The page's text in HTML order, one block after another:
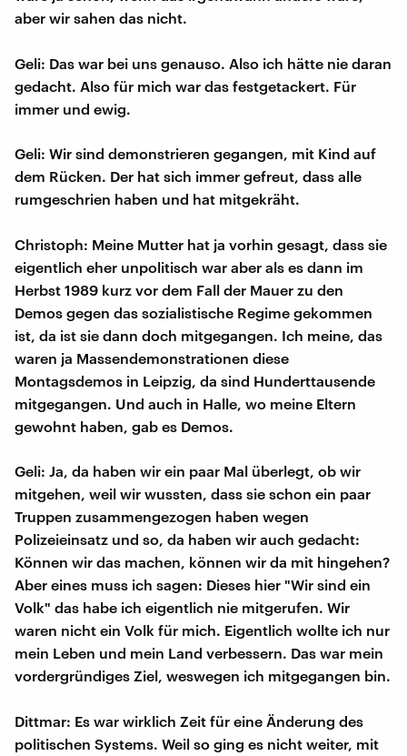
aber wir sahen das nicht.
Geli: Das war bei uns genauso. Also ich hätte nie daran
gedacht. Also für mich war das festgetackert. Für
immer und ewig.
Geli: Wir sind demonstrieren gegangen, mit Kind auf
dem Rücken. Der hat sich immer gefreut, dass alle
rumgeschrien haben und hat mitgekräht.
Christoph: Meine Mutter hat ja vorhin gesagt, dass sie
eigentlich eher unpolitisch war aber als es dann im
Herbst 1989 kurz vor dem Fall der Mauer zu den
Demos gegen das sozialistische Regime gekommen
ist, da ist sie dann doch mitgegangen. Ich meine, das
waren ja Massendemonstrationen diese
Montagsdemos in Leipzig, da sind Hunderttausende
mitgegangen. Und auch in Halle, wo meine Eltern
gewohnt haben, gab es Demos.
Geli: Ja, da haben wir ein paar Mal überlegt, ob wir
mitgehen, weil wir wussten, dass sie schon ein paar
Truppen zusammengezogen haben wegen
Polizeieinsatz und so, da haben wir auch gedacht:
Können wir das machen, können wir da mit hingehen?
Aber eines muss ich sagen: Dieses hier "Wir sind ein
Volk" das habe ich eigentlich nie mitgerufen. Wir
waren nicht ein Volk für mich. Eigentlich wollte ich nur
mein Leben und mein Land verbessern. Das war mein
vordergründiges Ziel, weswegen ich mitgegangen bin.
Dittmar: Es war wirklich Zeit für eine Änderung des
politischen Systems. Weil so ging es nicht weiter, mit